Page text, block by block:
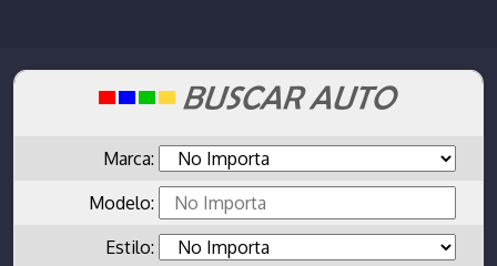
Marca:
Modelo:
Estilo: